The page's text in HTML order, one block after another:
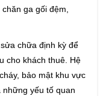
ga gối đệm,
chữa định kỳ để
cho khách thuê. Hệ
bảo mật khu vực
yếu tố quan